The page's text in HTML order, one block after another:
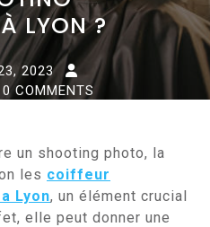
LYON ?
2023
0 COMMENTS
un shooting photo, la
les coiffeur
Lyon, un élément crucial
elle peut donner une